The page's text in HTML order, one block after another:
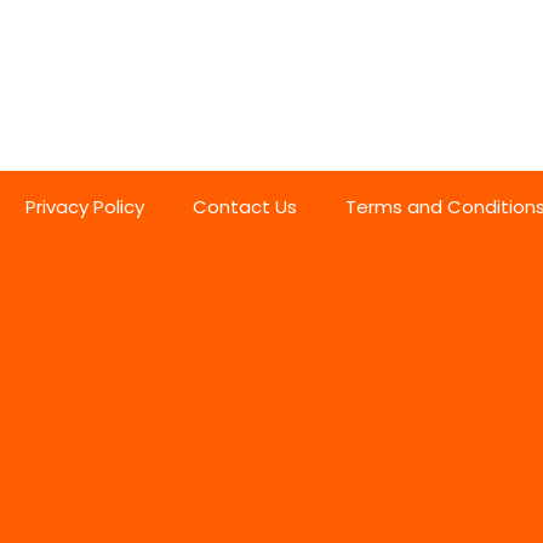
Privacy Policy Contact Us Terms and Conditions